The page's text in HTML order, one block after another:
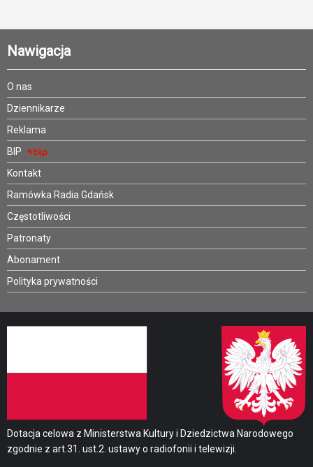
Nawigacja
O nas
Dziennikarze
Reklama
BIP
Kontakt
Ramówka Radia Gdańsk
Częstotliwości
Patronaty
Abonament
Polityka prywatności
Dotacja celowa z Ministerstwa Kultury i Dziedzictwa Narodowego
zgodnie z art.31. ust.2. ustawy o radiofonii i telewizji.